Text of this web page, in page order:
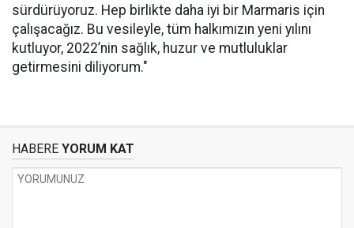
sürdürüyoruz. Hep birlikte daha iyi bir Marmaris için
çalışacağız. Bu vesileyle, tüm halkımızın yeni yılını
kutluyor, 2022’nin sağlık, huzur ve mutluluklar
getirmesini diliyorum."
HABERE YORUM KAT